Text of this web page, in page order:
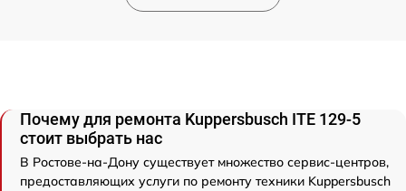
Почему для ремонта Kuppersbusch ITE 129-5
стоит выбрать нас
В Ростове-на-Дону существует множество сервис-центров,
предоставляющих услуги по ремонту техники Kuppersbusch